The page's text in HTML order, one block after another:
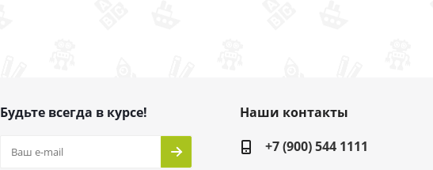
Будьте всегда в курсе!
Наши контакты
+7 (900) 544 1111